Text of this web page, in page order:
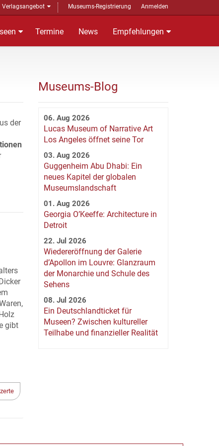
Verlagsangebot Museums-Registrierung Anmelden
Termine News Empfehlungen
der
gibt
Museums-Blog
06. Aug 2026
Lucas Museum of Narrative Art
Los Angeles öffnet seine Tor
03. Aug 2026
Guggenheim Abu Dhabi: Ein
neues Kapitel der globalen
Museumslandschaft
01. Aug 2026
Georgia O’Keeffe: Architecture in
Detroit
22. Jul 2026
Wiedereröffnung der Galerie
d’Apollon im Louvre: Glanzraum
der Monarchie und Schule des
Sehens
08. Jul 2026
Ein Deutschlandticket für
Museen? Zwischen kultureller
Teilhabe und finanzieller Realität